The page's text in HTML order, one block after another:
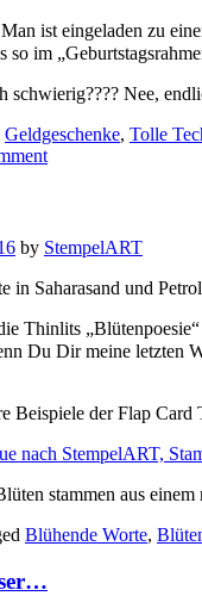
ist eingeladen zu
im
schwierig???? Nee,
Geldgeschenke, Tolle
by StempelART
in Saharasand und
Thinlits
Du Dir meine letzten
Beispiele der Flap
stammen aus einem
Blühende Worte,